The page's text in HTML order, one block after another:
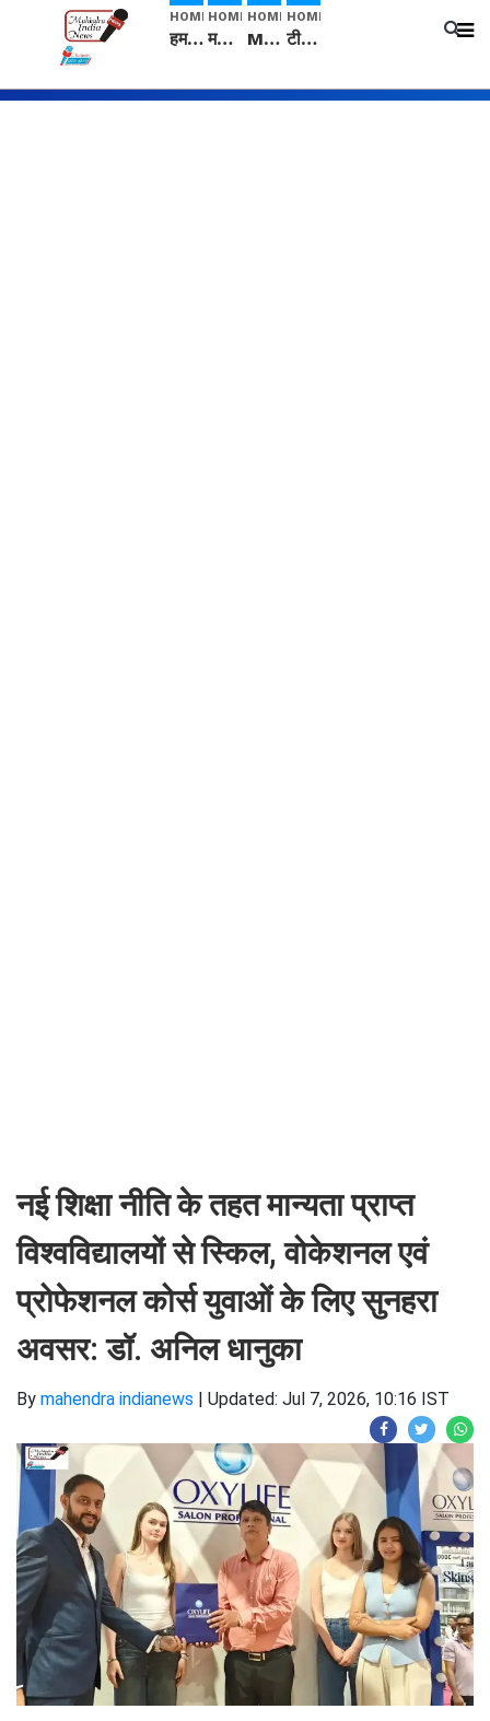
HOME
हम सनातनी..." सांसद kangana Ranaut से क्या बोली लड़की? Viral Jantar-Mantar | CJP protest
HOME
मनीषा हत्याकांड: हत्या, आत्महत्या या कोई बड़ा राज? | Full Story | Josh Haryana
HOME
Mangalsutra: हिंदू धर्म में शादी के बाद मंगलसूत्र क्यों पहनती है महिलाएं, किसने शुरु की ये परंपरा
HOME
टीम बीकेई ने एग्रीकल्चर ग्रेड की यूरिया खाद गट्टों में बदलकर टेक्निकल ग्रेड में बेचने वालों पर करवाई कार्रवाई: लखविंदर सिंह औलख
नई शिक्षा नीति के तहत मान्यता प्राप्त
विश्वविद्यालयों से स्किल, वोकेशनल एवं
प्रोफेशनल कोर्स युवाओं के लिए सुनहरा
अवसर: डॉ. अनिल धानुका
By mahendra indianews | Updated: Jul 7, 2026, 10:16 IST